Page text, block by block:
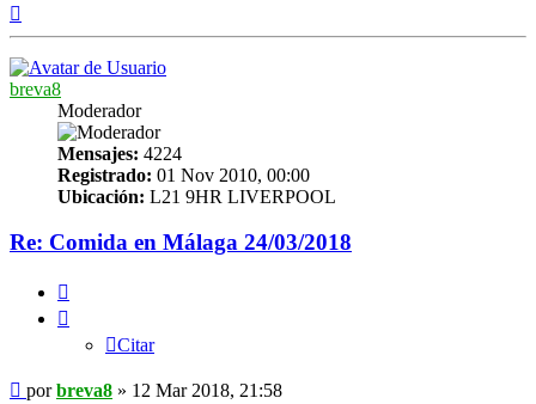
breva8
Moderador
Mensajes: 4224
Registrado: 01 Nov 2010, 00:00
Ubicación: L21 9HR LIVERPOOL
Re: Comida en Málaga 24/03/2018
Citar
Mensaje
porbreva8 » 12 Mar 2018, 21:58